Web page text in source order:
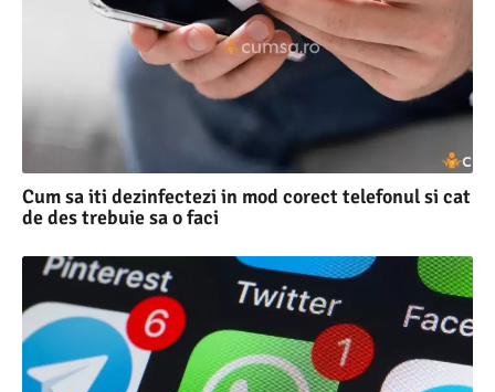
Cum sa iti dezinfectezi in mod corect telefonul si cat
de des trebuie sa o faci